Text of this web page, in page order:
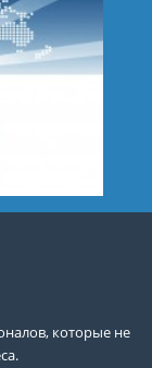
которые не